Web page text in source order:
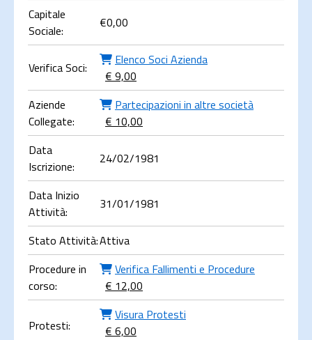
Capitale
Sociale:
€0,00
Verifica Soci:
Elenco Soci Azienda
€ 9,00
Aziende
Collegate:
Partecipazioni in altre società
€ 10,00
Data
Iscrizione:
24/02/1981
Data Inizio
Attività:
31/01/1981
Stato Attività:Attiva
Procedure in
corso:
Verifica Fallimenti e Procedure
€ 12,00
Protesti:
Visura Protesti
€ 6,00